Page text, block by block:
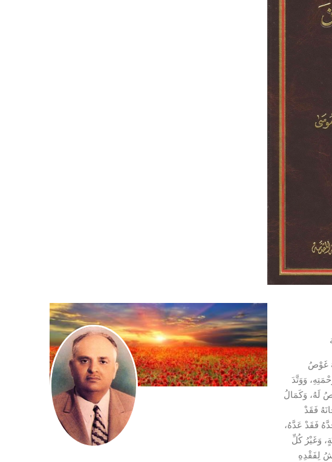
غَوْصُ
(1) بِقُدْرَتِهَ، وَنَشَرَ الرِّيَاحَ بِرَحْمَتِهِ، وَوَتَّدَ
لَهُ، وَكَمَالُ
فَقَدْ
فَقَدْ عَدَّهُ،
لاَ بِمُقَارَنَةٍ، وَغَيْرُ كُلِّ